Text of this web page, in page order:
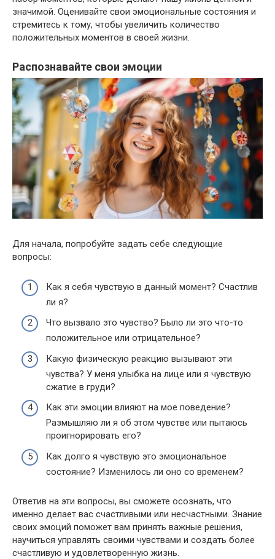
значимой. Оценивайте свои эмоциональные состояния и
стремитесь к тому, чтобы увеличить количество
положительных моментов в своей жизни.
Распознавайте свои эмоции
Для начала, попробуйте задать себе следующие
вопросы:
Как я себя чувствую в данный момент? Счастлив
ли я?
Что вызвало это чувство? Было ли это что-то
положительное или отрицательное?
Какую физическую реакцию вызывают эти
чувства? У меня улыбка на лице или я чувствую
сжатие в груди?
Как эти эмоции влияют на мое поведение?
Размышляю ли я об этом чувстве или пытаюсь
проигнорировать его?
Как долго я чувствую это эмоциональное
состояние? Изменилось ли оно со временем?
Ответив на эти вопросы, вы сможете осознать, что
именно делает вас счастливыми или несчастными. Знание
своих эмоций поможет вам принять важные решения,
научиться управлять своими чувствами и создать более
счастливую и удовлетворенную жизнь.